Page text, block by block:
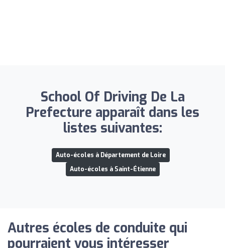
School Of Driving De La
Prefecture apparaît dans les
listes suivantes:
Auto-écoles à Département de Loire
Auto-écoles à Saint-Étienne
Autres écoles de conduite qui
pourraient vous intéresser